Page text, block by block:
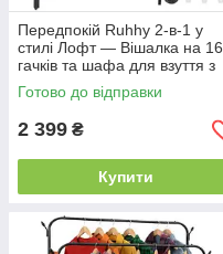
Передпокій Ruhhy 2-в-1 у
стилі Лофт — Вішалка на 16
гачків та шафа для взуття з
сидінням (МДФ),
індустріальна стійка для
Готово до відправки
2 399 ₴
Купити